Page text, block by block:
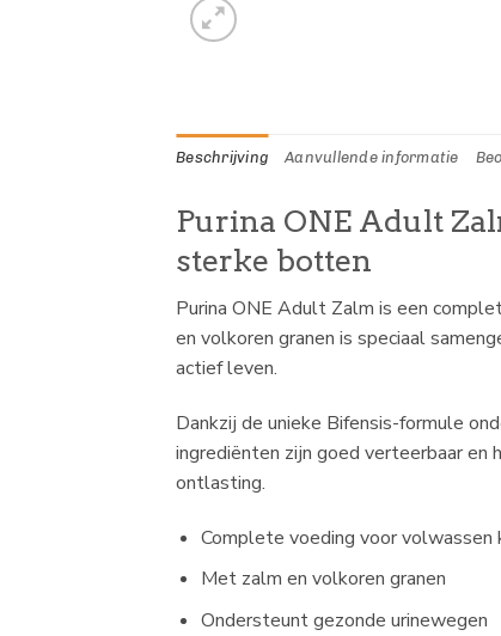
Beschrijving Aanvullende informatie
Purina ONE Adult
sterke botten
Purina ONE Adult Zalm is een
en volkoren granen is speciaal
actief leven.
Dankzij de unieke Bifensis-formule
ingrediënten zijn goed verteerbaar
ontlasting.
Complete voeding voor volwassen
Met zalm en volkoren granen
Ondersteunt gezonde urinewegen